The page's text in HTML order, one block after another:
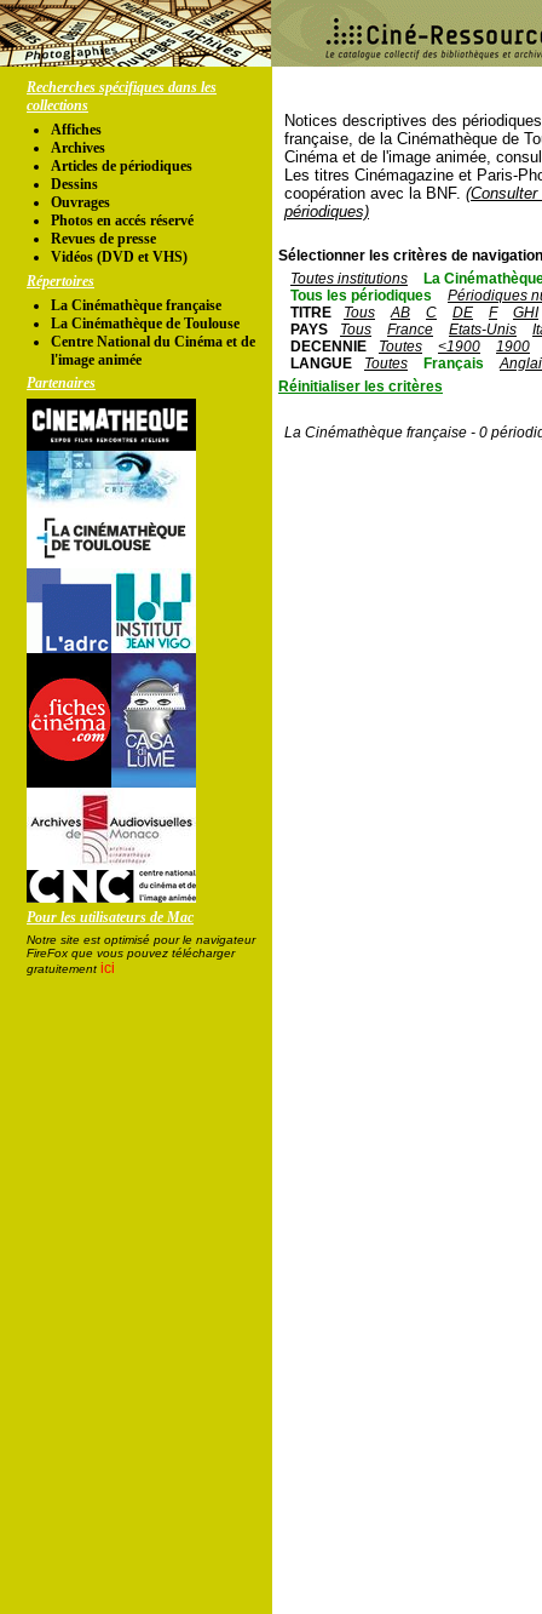
Recherches spécifiques dans les
collections
Affiches
Archives
Articles de périodiques
Dessins
Ouvrages
Photos en accés réservé
Revues de presse
Vidéos (DVD et VHS)
Répertoires
La Cinémathèque française
La Cinémathèque de Toulouse
Centre National du Cinéma et de
l'image animée
Partenaires
Pour les utilisateurs de Mac
Notre site est optimisé pour le navigateur
FireFox que vous pouvez télécharger
gratuitement ici
Notices descriptives des
française, de la Cinémathèque de
Cinéma et de l'image animée,
Les titres Cinémagazine et Paris-
coopération avec la BNF.
périodiques)
Sélectionner les critères de
Toutes institutions
La
Tous les périodiques
Périodiques
TITRE
Tous AB C DE F
GHI
PAYS
Tous France Etats-Unis
DECENNIE
Toutes <1900
1900
LANGUE
Toutes Français
Réinitialiser les critères
La Cinémathèque française - 0